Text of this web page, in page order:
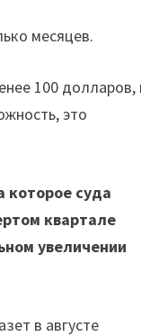
месяцев.
100 долларов,
это
которое суда
квартале
увеличении
в августе